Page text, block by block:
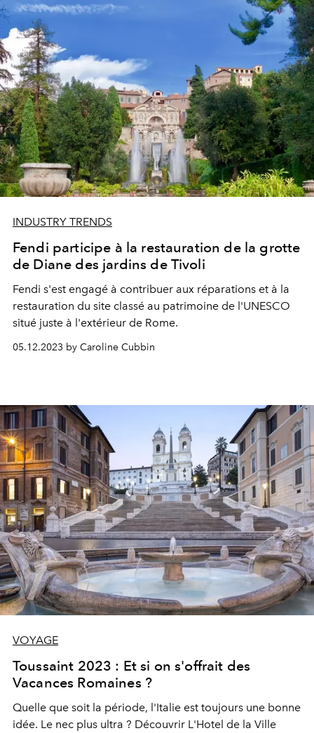
INDUSTRY TRENDS
Fendi participe à la restauration de la grotte
de Diane des jardins de Tivoli
Fendi s'est engagé à contribuer aux réparations et à la
restauration du site classé au patrimoine de l'UNESCO
situé juste à l'extérieur de Rome.
05.12.2023 by Caroline Cubbin
VOYAGE
Toussaint 2023 : Et si on s'offrait des
Vacances Romaines ?
Quelle que soit la période, l'Italie est toujours une bonne
idée. Le nec plus ultra ? Découvrir L'Hotel de la Ville